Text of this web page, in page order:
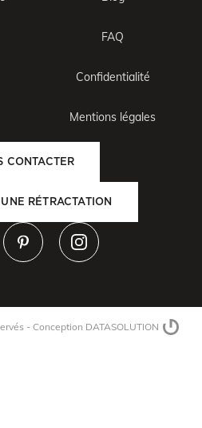
FAQ
Confidentialité
Mentions légales
CONTACTER
RÉTRACTATION
- Conception DATASOLUTION